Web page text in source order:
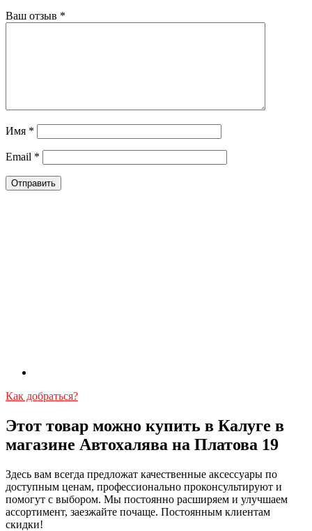
Ваш отзыв *
Имя *
Email *
Как добраться?
Этот товар можно купить в Калуге в
магазине Автохалява на Платова 19
Здесь вам всегда предложат качественные аксессуары по
доступным ценам, профессионально проконсультируют и
помогут с выбором. Мы постоянно расширяем и улучшаем
ассортимент, заезжайте почаще. Постоянным клиентам
скидки!